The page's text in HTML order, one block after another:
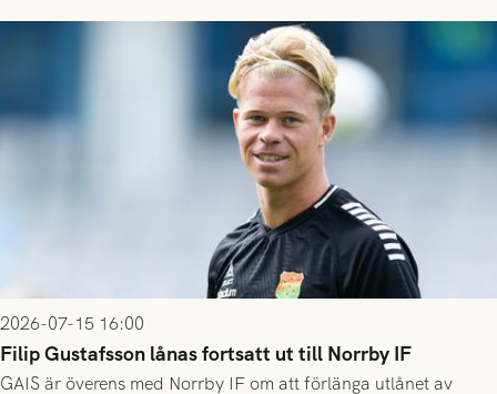
2026-07-15 16:00
Filip Gustafsson lånas fortsatt ut till Norrby IF
GAIS är överens med Norrby IF om att förlänga utlånet av